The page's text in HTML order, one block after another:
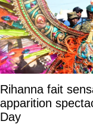
Rihanna fait
apparition
Day